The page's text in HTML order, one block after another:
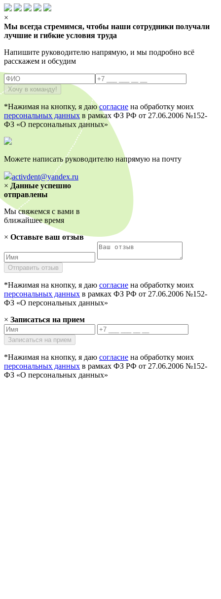
×
Мы всегда стремимся, чтобы наши сотрудники получали
лучшие и гибкие условия труда
Напишите руководителю напрямую, и мы подробно всё
расскажем и обсудим
*Нажимая на кнопку, я даюсогласие на обработку моих
персональных данных в рамках ФЗ РФ от 27.06.2006 №152-
ФЗ «О персональных данных»
Можете написать руководителю напрямую на почту
activdent@yandex.ru
× Данные успешно
отправлены
Мы свяжемся с вами в
ближайшее время
× Оставьте ваш отзыв
*Нажимая на кнопку, я даю согласие на обработку моих
персональных данных в рамках ФЗ РФ от 27.06.2006 №152-
ФЗ «О персональных данных»
× Записаться на прием
*Нажимая на кнопку, я даю согласие на обработку моих
персональных данных в рамках ФЗ РФ от 27.06.2006 №152-
ФЗ «О персональных данных»